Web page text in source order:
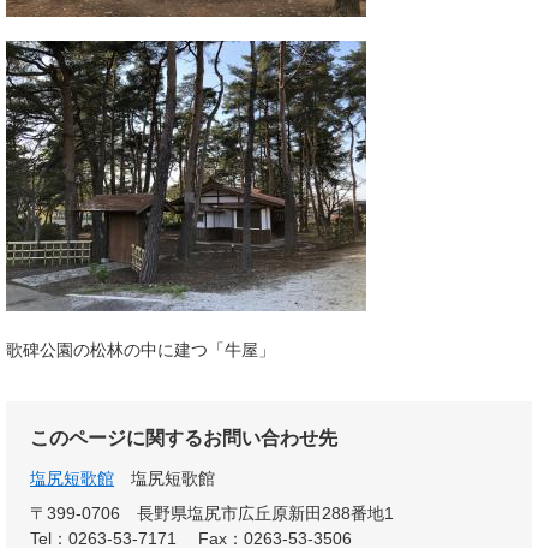
歌碑公園の松林の中に建つ「牛屋」
このページに関するお問い合わせ先
塩尻短歌館
塩尻短歌館
〒399-0706
長野県塩尻市広丘原新田288番地1
Tel：0263-53-7171
Fax：0263-53-3506